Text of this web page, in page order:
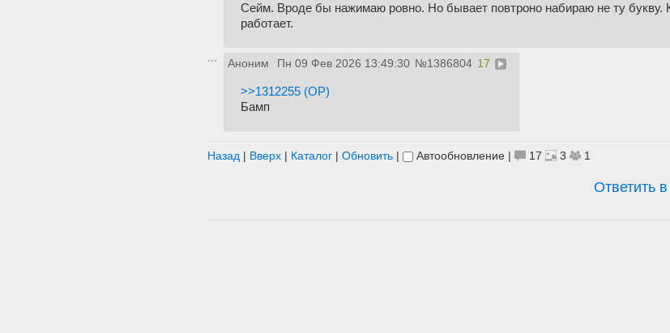
Сейм. Вроде бы нажимаю ровно. Но бывает повтроно набираю не ту букву.
работает.
Аноним Пн 09 Фев 2026 13:49:30 №1386804 17
>>1312255 (OP)
Бамп
Назад Вверх Каталог Обновить Автообновление 17 3 1
Ответить